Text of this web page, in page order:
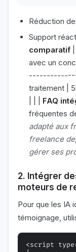
Réduction
Support
comparatif
avec un
traitement |
FAQ
fréquentes
adapté aux
freelance
gérer ses
2. Intégrer
moteurs de
Pour que les IA
témoignage,
<script